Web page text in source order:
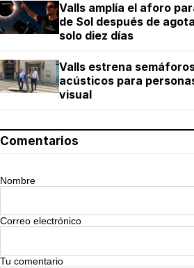
Valls amplía el aforo
de Sol después de
solo diez días
Valls estrena
acústicos para
visual
Comentarios
Nombre
Correo electrónico
Tu comentario